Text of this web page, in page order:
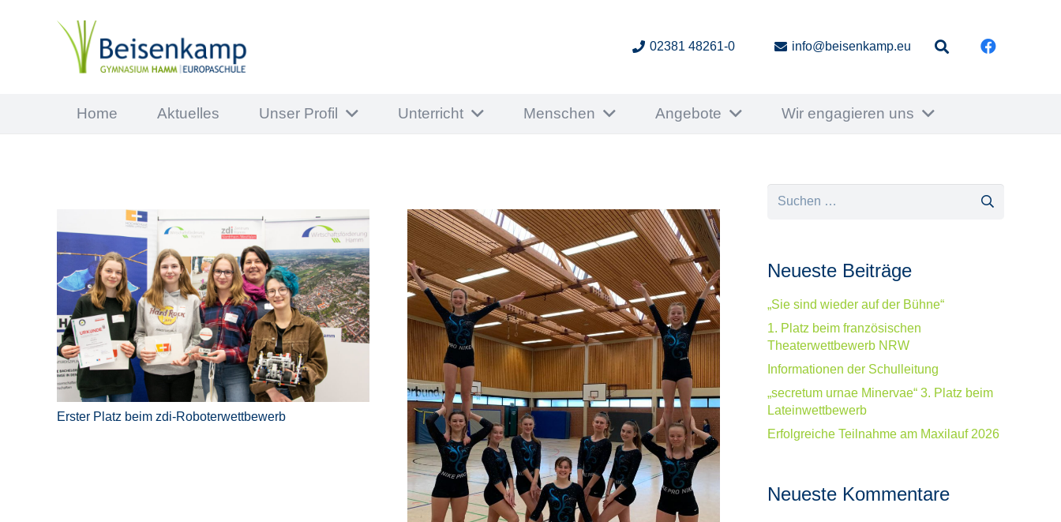
02381 48261-0 info@beisenkamp.eu
Home Aktuelles Unser Profil Unterricht Menschen Angebote Wir engagieren uns
Erster Platz beim zdi-Roboterwettbewerb
Suchen
Neueste Beiträge
„Sie sind wieder auf der Bühne“
1. Platz beim französischen
Theaterwettbewerb NRW
Informationen der Schulleitung
„secretum urnae Minervae“ 3. Platz beim
Lateinwettbewerb
Erfolgreiche Teilnahme am Maxilauf 2026
Neueste Kommentare